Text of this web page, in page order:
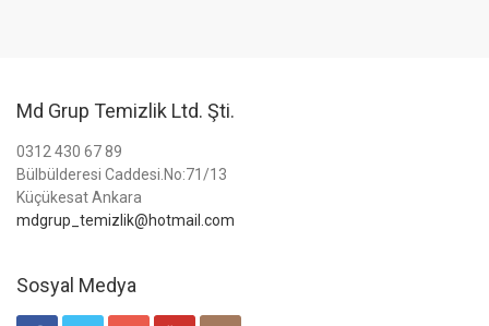
Md Grup Temizlik Ltd. Şti.
0312 430 67 89
Bülbülderesi Caddesi.No:71/13
Küçükesat Ankara
mdgrup_temizlik@hotmail.com
Sosyal Medya